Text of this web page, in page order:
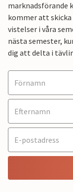
marknadsförande
kommer att skicka
vistelser i våra
nästa semester,
dig att delta i